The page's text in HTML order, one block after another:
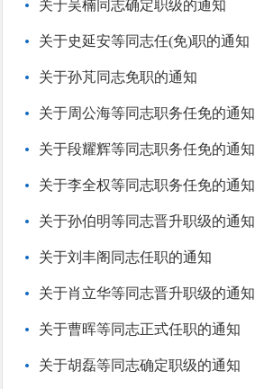
关于吴楠同志确定职级的通知
关于史延安等同志任(免)职的通知
关于孙芃同志免职的通知
关于周公海等同志职务任免的通知
关于段耀辉等同志职务任免的通知
关于李全权等同志职务任免的通知
关于孙伯明等同志晋升职级的通知
关于刘丰阁同志任职的通知
关于肖立华等同志晋升职级的通知
关于曹晖等同志正式任职的通知
关于胡磊等同志确定职级的通知